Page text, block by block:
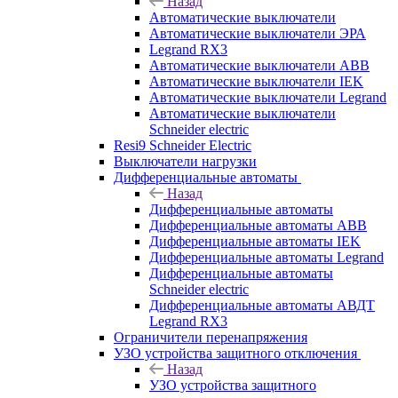
Автоматические выключатели
Автоматические выключатели ЭРА
Legrand RX3
Автоматические выключатели ABB
Автоматические выключатели IEK
Автоматические выключатели Legrand
Автоматические выключатели
Schneider electric
Resi9 Schneider Electric
Выключатели нагрузки
Дифференциальные автоматы
Назад
Дифференциальные автоматы
Дифференциальные автоматы ABB
Дифференциальные автоматы IEK
Дифференциальные автоматы Legrand
Дифференциальные автоматы
Schneider electric
Дифференциальные автоматы АВДТ
Legrand RX3
Ограничители перенапряжения
УЗО устройства защитного отключения
Назад
УЗО устройства защитного